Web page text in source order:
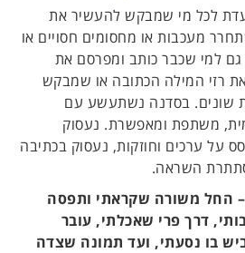
לכל מי שמבקש להעשיר את
מעכבות או מחסומים חסויים או
גם למי שכבר כותב ומפרסם את
רזי המילה הכתובה או שמבקש
שונים. בסדנה נשתעשע עם
משתפת ומאפשרת. נעסוק
על ערכים וחוזקות, נעסוק בכתיבה
השראה.
החל משורה שקראתי ותפסה
דרך פרי שאכלתי, עובר
בו נסעתי, ועד תמונה שצדה